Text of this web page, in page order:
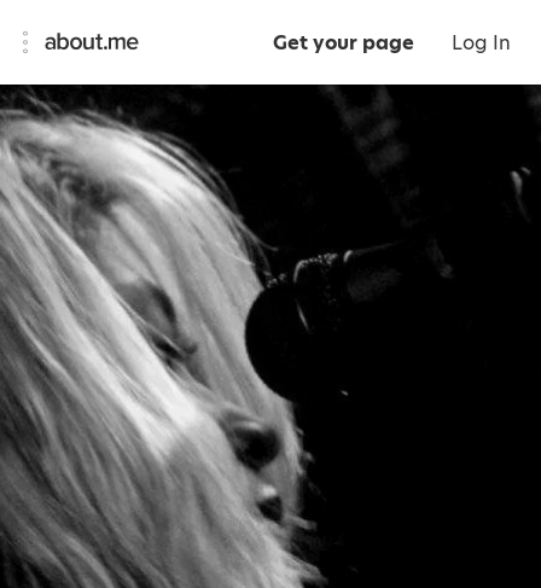
Get your page Log In